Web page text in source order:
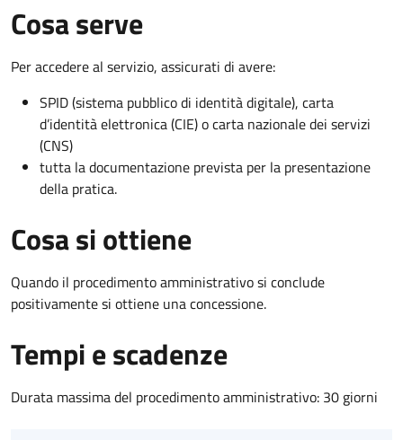
Cosa serve
Per accedere al servizio, assicurati di avere:
SPID (sistema pubblico di identità digitale), carta
d’identità elettronica (CIE) o carta nazionale dei servizi
(CNS)
tutta la documentazione prevista per la presentazione
della pratica.
Cosa si ottiene
Quando il procedimento amministrativo si conclude
positivamente si ottiene una concessione.
Tempi e scadenze
Durata massima del procedimento amministrativo: 30 giorni